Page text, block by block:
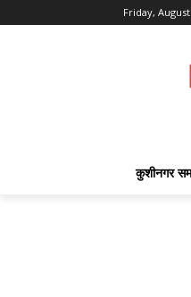
Friday,
कुशीनगर